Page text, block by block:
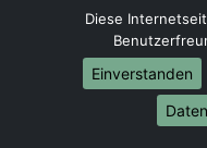
Entrümpelung
Möbellift
Möbelmitfahrzentrale
Diese
Einverstanden